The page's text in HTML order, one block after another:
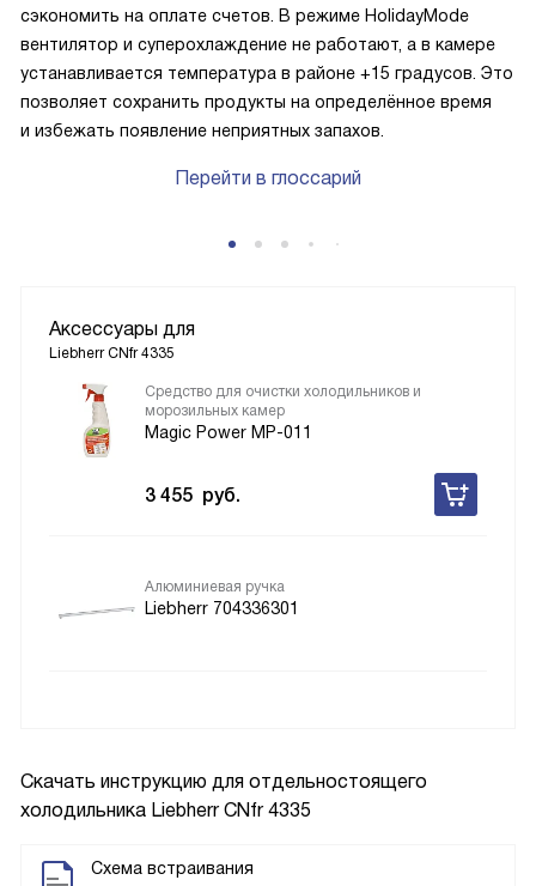
Скачать инструкцию для отдельностоящего
холодильника Liebherr CNfr 4335
Схема встраивания
сэкономить на оплате счетов. В режиме HolidayMode
вентилятор и суперохлаждение не работают, а в камере
устанавливается температура в районе +15 градусов. Это
позволяет сохранить продукты на определённое время
и избежать появление неприятных запахов.
Перейти в глоссарий
Аксессуары для
Liebherr CNfr 4335
Средство для очистки холодильников и
морозильных камер
Magic Power MP-011
3 455 руб.
Алюминиевая ручка
Liebherr 704336301